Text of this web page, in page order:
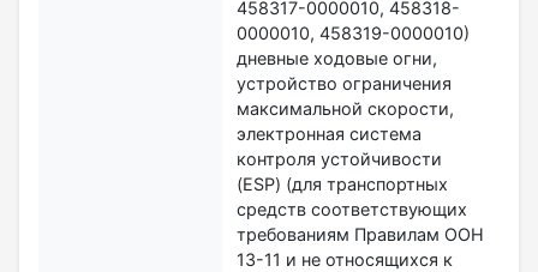
458317-0000010, 458318-
0000010, 458319-0000010)
дневные ходовые огни,
устройство ограничения
максимальной скорости,
электронная система
контроля устойчивости
(ESP) (для транспортных
средств соответствующих
требованиям Правилам ООН
13-11 и не относящихся к